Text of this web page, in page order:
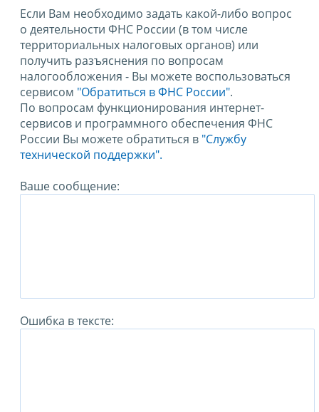
Если Вам необходимо задать какой-либо вопрос
о деятельности ФНС России (в том числе
территориальных налоговых органов) или
получить разъяснения по вопросам
налогообложения - Вы можете воспользоваться
сервисом "Обратиться в ФНС России".
По вопросам функционирования интернет-
сервисов и программного обеспечения ФНС
России Вы можете обратиться в "Службу
технической поддержки".
Ваше сообщение:
Ошибка в тексте: